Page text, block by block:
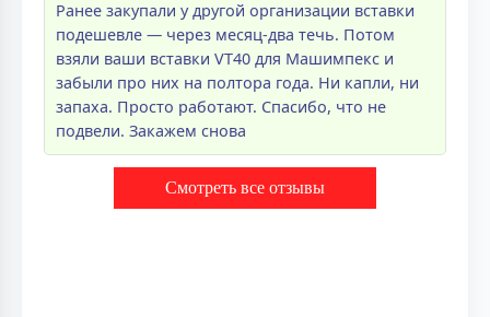
Ранее закупали у другой организации вставки
подешевле — через месяц-два течь. Потом
взяли ваши вставки VT40 для Машимпекс и
забыли про них на полтора года. Ни капли, ни
запаха. Просто работают. Спасибо, что не
подвели. Закажем снова
Смотреть все отзывы